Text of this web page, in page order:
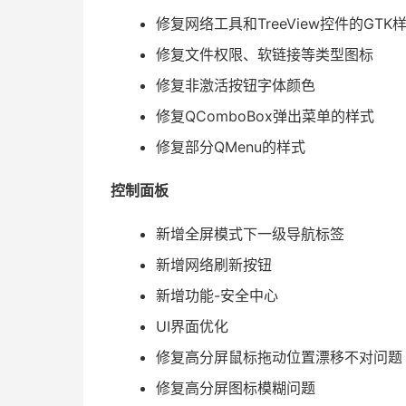
修复网络工具和TreeView控件的GTK
修复文件权限、软链接等类型图标
修复非激活按钮字体颜色
修复QComboBox弹出菜单的样式
修复部分QMenu的样式
控制面板
新增全屏模式下一级导航标签
新增网络刷新按钮
新增功能-安全中心
UI界面优化
修复高分屏鼠标拖动位置漂移不对问题
修复高分屏图标模糊问题